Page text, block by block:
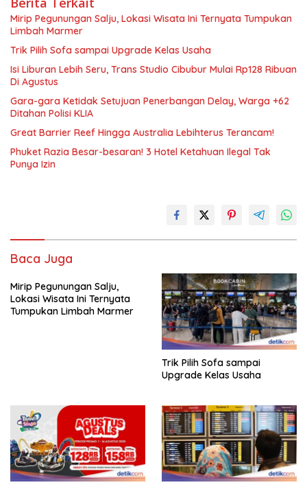
Mirip Pegunungan Salju, Lokasi Wisata Ini Ternyata Tumpukan
Limbah Marmer
Trik Pilih Sofa sampai Upgrade Kelas Usaha
Isi Liburan Lebih Seru, Trans Studio Cibubur Mulai Rp128 Ribuan
Di Agustus
Gara-gara Ketidak Setujuan Penerbangan Delay, Warga +62
Ditahan Polisi KLIA
Great Barrier Reef Hingga Australia Lebihterus Terancam!
Phuket Razia Besar-besaran! 3 Hotel Ketahuan Ilegal Tak
Punya Izin
Baca Juga
Mirip Pegunungan Salju,
Lokasi Wisata Ini Ternyata
Tumpukan Limbah Marmer
Trik Pilih Sofa sampai
Upgrade Kelas Usaha